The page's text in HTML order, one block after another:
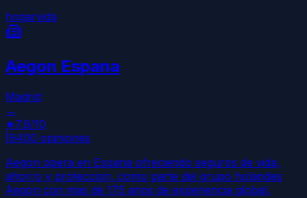
hogarvida
Aegon Espana
Madrid
→
★7.9/10
9400 opiniones
Aegon opera en Espana ofreciendo seguros de vida,
ahorro y proteccion, como parte del grupo holandes
Aegon con mas de 175 anos de experiencia global.